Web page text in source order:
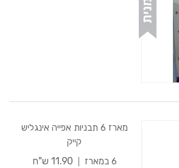
מארז 6 תבניות אפייה אינגליש
קייק
6 במארז
11.90 ש"ח